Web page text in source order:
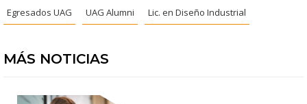
Egresados UAG UAG Alumni Lic. en Diseño Industrial
MÁS NOTICIAS